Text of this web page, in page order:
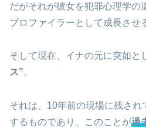
だがそれが彼女を犯罪心理学の
プロファイラーとして成長させ
そして現在、イナの元に突如と
ス”。
それは、10年前の現場に残され
するものであり、このことが過